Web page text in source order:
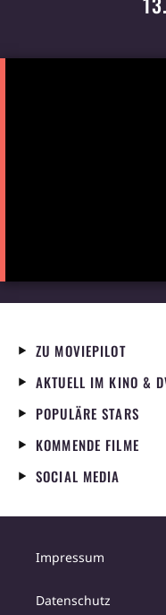
ZU MOVIEPILOT
AKTUELL IM KINO &
POPULÄRE STARS
KOMMENDE FILME
SOCIAL MEDIA
Impressum
Datenschutz